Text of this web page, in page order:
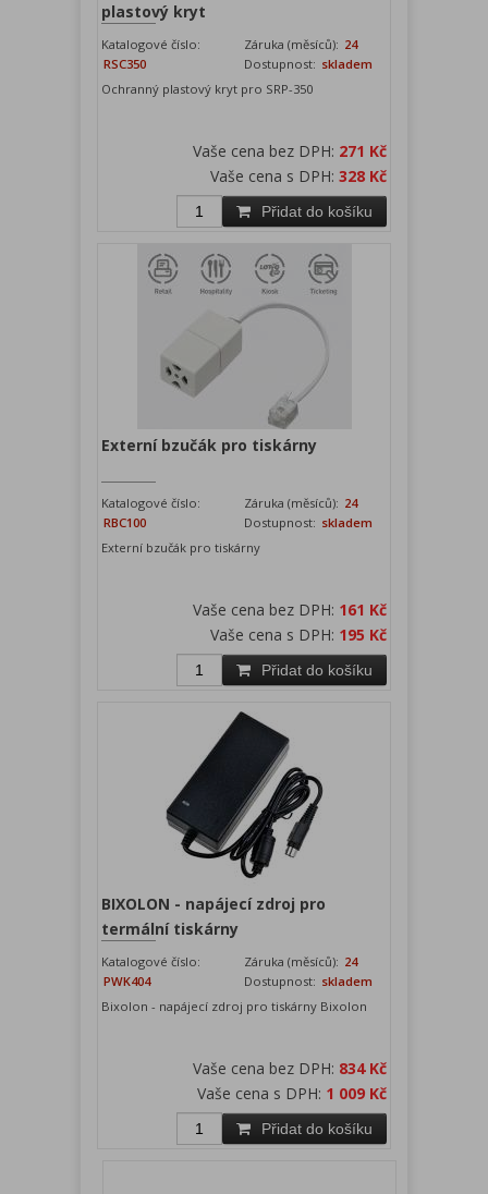
plastový kryt
Katalogové číslo:
RSC350
Záruka (měsíců): 24
Dostupnost: skladem
Ochranný plastový kryt pro SRP-350
Vaše cena bez DPH: 271 Kč
Vaše cena s DPH: 328 Kč
Přidat do košíku
Externí bzučák pro tiskárny
Katalogové číslo:
RBC100
Záruka (měsíců): 24
Dostupnost: skladem
Externí bzučák pro tiskárny
Vaše cena bez DPH: 161 Kč
Vaše cena s DPH: 195 Kč
Přidat do košíku
BIXOLON - napájecí zdroj pro
termální tiskárny
Katalogové číslo:
PWK404
Záruka (měsíců): 24
Dostupnost: skladem
Bixolon - napájecí zdroj pro tiskárny Bixolon
Vaše cena bez DPH: 834 Kč
Vaše cena s DPH: 1 009 Kč
Přidat do košíku